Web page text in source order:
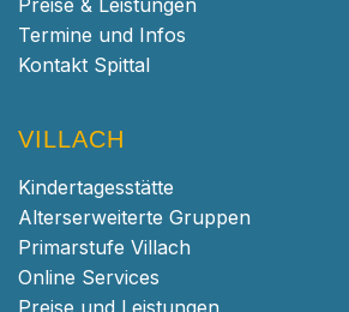
Preise & Leistungen
Termine und Infos
Kontakt Spittal
VILLACH
Kindertagesstätte
Alterserweiterte Gruppen
Primarstufe Villach
Online Services
Preise und Leistungen